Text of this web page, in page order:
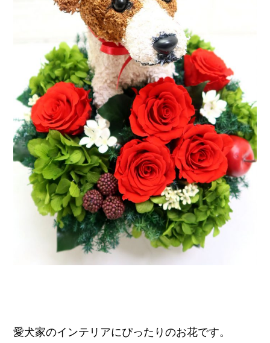
愛犬家のインテリアにぴったりのお花です。